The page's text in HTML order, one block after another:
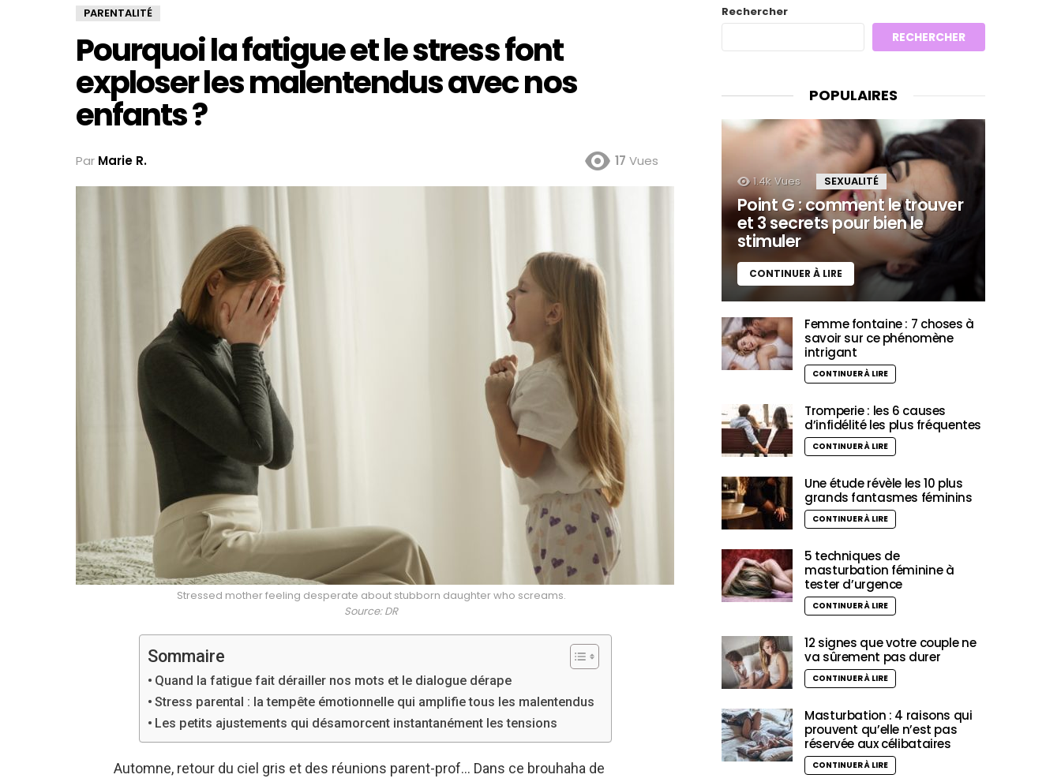
PARENTALITÉ
Pourquoi la fatigue et le stress font
exploser les malentendus avec nos
enfants ?
Par Marie R. 17 Vues
Stressed mother feeling desperate about stubborn daughter who screams.
Source: DR
Sommaire
Quand la fatigue fait dérailler nos mots et le dialogue dérape
Stress parental : la tempête émotionnelle qui amplifie tous les malentendus
Les petits ajustements qui désamorcent instantanément les tensions
Automne, retour du ciel gris et des réunions parent-prof… Dans ce brouhaha de
Rechercher
RECHERCHER
POPULAIRES
1.4k Vues SEXUALITÉ
Point G : comment le trouver
et 3 secrets pour bien le
stimuler
CONTINUER À LIRE
Femme fontaine : 7 choses à
savoir sur ce phénomène
intrigant
CONTINUER À LIRE
Tromperie : les 6 causes
d’infidélité les plus fréquentes
CONTINUER À LIRE
Une étude révèle les 10 plus
grands fantasmes féminins
CONTINUER À LIRE
5 techniques de
masturbation féminine à
tester d’urgence
CONTINUER À LIRE
12 signes que votre couple ne
va sûrement pas durer
CONTINUER À LIRE
Masturbation : 4 raisons qui
prouvent qu’elle n’est pas
réservée aux célibataires
CONTINUER À LIRE